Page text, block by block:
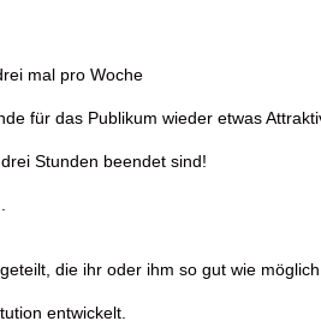
mal pro Woche
für das Publikum wieder etwas
Stunden beendet sind!
die ihr oder ihm so gut wie
entwickelt.